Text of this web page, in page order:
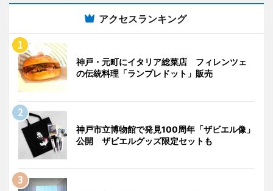
アクセスランキング
神戸・元町にイタリア総菜店 フィレンツェ
の伝統料理「ランプレドット」販売
神戸市立博物館で発見100周年「ザビエル像」
公開 ザビエルグッズ限定セットも